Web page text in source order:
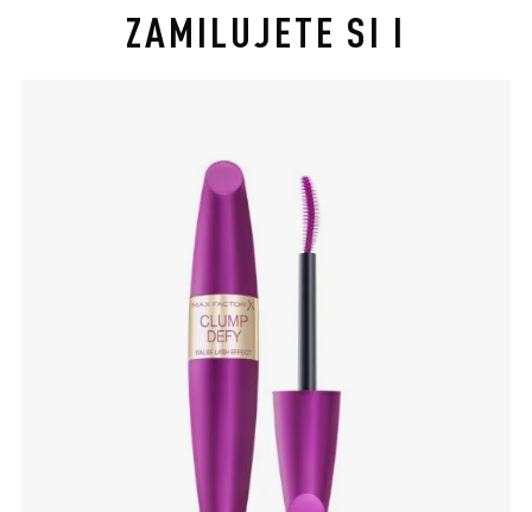
ZAMILUJETE SI I